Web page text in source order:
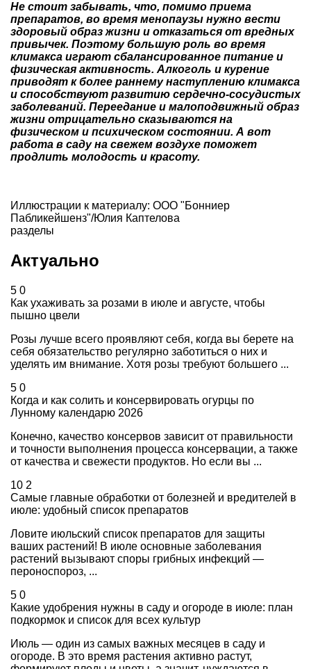
Не стоит забывать, что, помимо приема
препаратов, во время менопаузы нужно вести
здоровый образ жизни и отказаться от вредных
привычек. Поэтому большую роль во время
климакса играют сбалансированное питание и
физическая активность. Алкоголь и курение
приводят к более раннему наступлению климакса
и способствуют развитию сердечно-сосудистых
заболеваний. Переедание и малоподвижный образ
жизни отрицательно сказываются на
физическом и психическом состоянии. А вот
работа в саду на свежем воздухе поможет
продлить молодость и красоту.
Иллюстрации к материалу: ООО "Бонниер
Пабликейшенз"/Юлия Каптелова
разделы
Актуально
5 0
Как ухаживать за розами в июле и августе, чтобы
пышно цвели
Розы лучше всего проявляют себя, когда вы берете на
себя обязательство регулярно заботиться о них и
уделять им внимание. Хотя розы требуют большего ...
5 0
Когда и как солить и консервировать огурцы по
Лунному календарю 2026
Конечно, качество консервов зависит от правильности
и точности выполнения процесса консервации, а также
от качества и свежести продуктов. Но если вы ...
10 2
Самые главные обработки от болезней и вредителей в
июле: удобный список препаратов
Ловите июльский список препаратов для защиты
ваших растений! В июле основные заболевания
растений вызывают споры грибных инфекций —
пероноспороз, ...
5 0
Какие удобрения нужны в саду и огороде в июле: план
подкормок и список для всех культур
Июль — один из самых важных месяцев в саду и
огороде. В это время растения активно растут,